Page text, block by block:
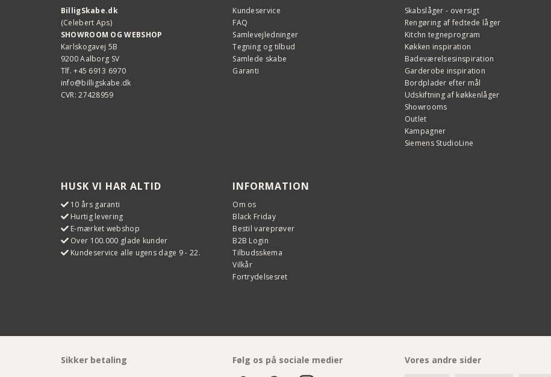
BilligSkabe.dk
(Celebert Aps)
SHOWROOM OG WEBSHOP
Karlskogavej 5B
9200 Aalborg SV
Tlf. +45 6913 6970
info@billigskabe.dk
CVR: 27428959
Kundeservice
FAQ
Samlevejledninger
Tegning og tilbud
Samlede skabe
Garanti
Skabslåger - oversigt
Rengøring af fedtede låger
Kitchn tegneprogram
Køkken inspiration
Badeværelsesinspiration
Garderobe inspiration
Bordplader efter mål
Udskiftning af køkkenlåger
Showrooms
Outlet
Kampagner
Siemens StudioLine
HUSK VI HAR ALTID
10 års garanti
Hurtig levering
E-mærket webshop
Over 100.000 glade kunder
Kundeservice alle ugens dage 9 - 22.
INFORMATION
Om os
Black Friday
Bestil vareprøver
B2B Login
Tilbudsskema
Vilkår
Fortrydelsesret
Sikker betaling Følg os på sociale medier Vores andre sider